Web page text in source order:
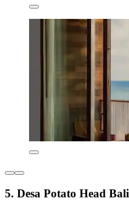
5. Desa Potato Head Bali